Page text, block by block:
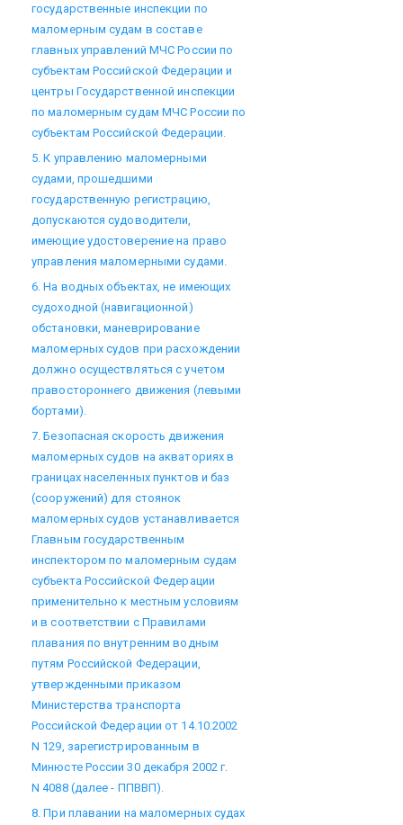
государственные инспекции по
маломерным судам в составе
главных управлений МЧС России по
субъектам Российской Федерации и
центры Государственной инспекции
по маломерным судам МЧС России по
субъектам Российской Федерации.
5. К управлению маломерными
судами, прошедшими
государственную регистрацию,
допускаются судоводители,
имеющие удостоверение на право
управления маломерными судами.
6. На водных объектах, не имеющих
судоходной (навигационной)
обстановки, маневрирование
маломерных судов при расхождении
должно осуществляться с учетом
правостороннего движения (левыми
бортами).
7. Безопасная скорость движения
маломерных судов на акваториях в
границах населенных пунктов и баз
(сооружений) для стоянок
маломерных судов устанавливается
Главным государственным
инспектором по маломерным судам
субъекта Российской Федерации
применительно к местным условиям
и в соответствии с Правилами
плавания по внутренним водным
путям Российской Федерации,
утвержденными приказом
Министерства транспорта
Российской Федерации от 14.10.2002
N 129, зарегистрированным в
Минюсте России 30 декабря 2002 г.
N 4088 (далее - ППВВП).
8. При плавании на маломерных судах